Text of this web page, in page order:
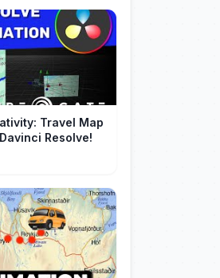
Travel Map
Resolve!